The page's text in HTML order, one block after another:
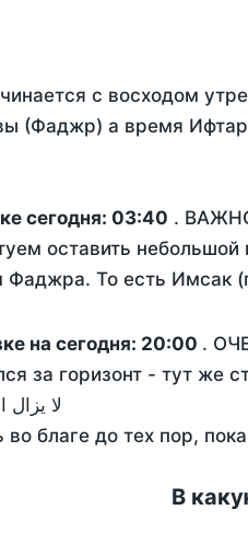
с восходом
(Фаджр) а время
сегодня: 03:40 .
оставить
Фаджра. То есть Имсак
на сегодня: 20:00 .
за горизонт - тут же
لا
благе до тех пор,
В